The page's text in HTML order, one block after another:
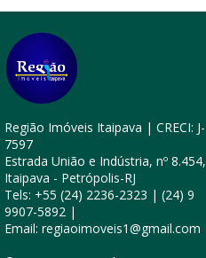
Região Imóveis Itaipava | CRECI: J-
7597
Estrada União e Indústria, nº 8.454,
Itaipava - Petrópolis-RJ
Tels: +55 (24) 2236-2323 | (24) 9
9907-5892 |
Email: regiaoimoveis1@gmail.com